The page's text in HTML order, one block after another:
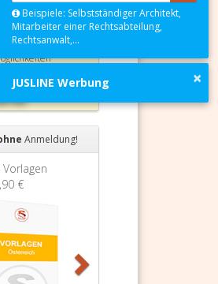
Anmeldung!
Beispiele: Selbstständiger Architekt,
Mitarbeiter einer Rechtsabteilung,
Rechtsanwalt,...
×
JUSLINE Werbung